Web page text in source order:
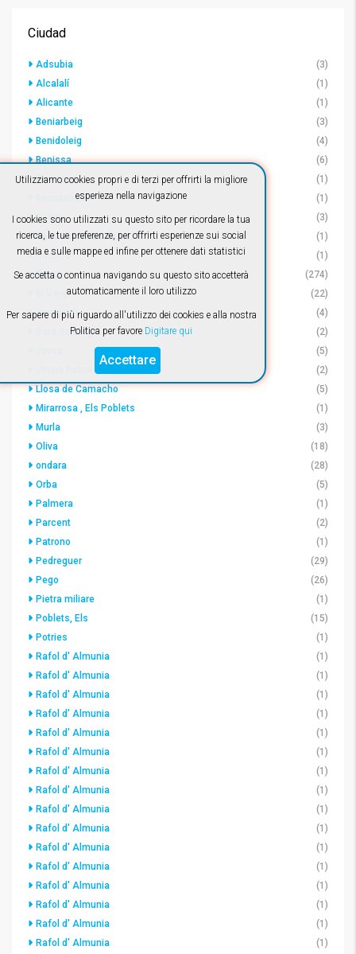
Utilizziamo cookies propri e di terzi per offrirti la migliore
esperieza nella navigazione
I cookies sono utilizzati su questo sito per ricordare la tua
ricerca, le tue preferenze, per offrirti esperienze sui social
media e sulle mappe ed infine per ottenere dati statistici
Se accetta o continua navigando su questo sito accetterà
automaticamente il loro utilizzo
Per sapere di più riguardo all'utilizzo dei cookies e alla nostra
Politica per favore Digitare qui
Accettare
Ciudad
Adsubia
(3)
Alcalalí
(1)
Alicante
(1)
Beniarbeig
(3)
Benidoleig
(4)
Benissa
(6)
Benissiva
(1)
Benitachell
(1)
Calpe
(3)
Cascina della Contessa
(1)
Cuenca
(1)
Denia
(274)
El Vergel
(22)
emorroidi
(4)
Gata de Gorgos
(2)
(5)
(2)
Llosa de Camacho
(5)
Mirarrosa , Els Poblets
(1)
Murla
(3)
Oliva
(18)
ondara
(28)
Orba
(5)
Palmera
(1)
Parcent
(2)
Patrono
(1)
Pedreguer
(29)
Pego
(26)
Pietra miliare
(1)
Poblets, Els
(15)
Potries
(1)
Rafol d' Almunia
(1)
Rafol d' Almunia
(1)
Rafol d' Almunia
(1)
Rafol d' Almunia
(1)
Rafol d' Almunia
(1)
Rafol d' Almunia
(1)
Rafol d' Almunia
(1)
Rafol d' Almunia
(1)
Rafol d' Almunia
(1)
Rafol d' Almunia
(1)
Rafol d' Almunia
(1)
Rafol d' Almunia
(1)
Rafol d' Almunia
(1)
Rafol d' Almunia
(1)
Rafol d' Almunia
(1)
Rafol d' Almunia
(1)